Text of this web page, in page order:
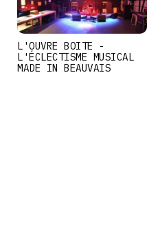
L'OUVRE BOITE -
L'ÉCLECTISME MUSICAL
MADE IN BEAUVAIS